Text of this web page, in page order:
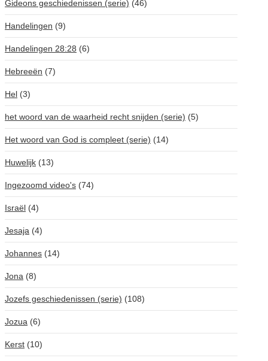
Gideons geschiedenissen (serie) (46)
Handelingen (9)
Handelingen 28:28 (6)
Hebreeën (7)
Hel (3)
het woord van de waarheid recht snijden (serie) (5)
Het woord van God is compleet (serie) (14)
Huwelijk (13)
Ingezoomd video's (74)
Israël (4)
Jesaja (4)
Johannes (14)
Jona (8)
Jozefs geschiedenissen (serie) (108)
Jozua (6)
Kerst (10)